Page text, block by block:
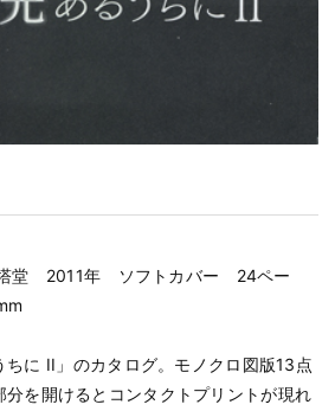
堂 2011年 ソフトカバー 24ペー
ちに II」のカタログ。モノクロ図版13点
分を開けるとコンタクトプリントが現れ